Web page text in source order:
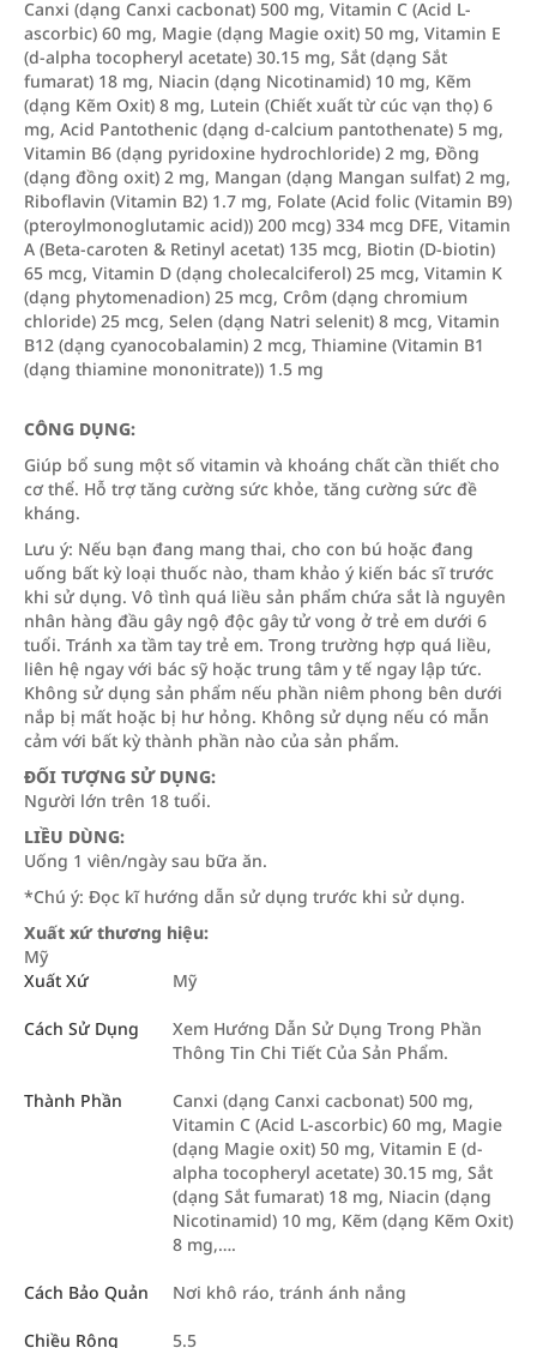
Canxi (dạng Canxi cacbonat) 500 mg, Vitamin C (Acid L-
ascorbic) 60 mg, Magie (dạng Magie oxit) 50 mg, Vitamin E
(d-alpha tocopheryl acetate) 30.15 mg, Sắt (dạng Sắt
fumarat) 18 mg, Niacin (dạng Nicotinamid) 10 mg, Kẽm
(dạng Kẽm Oxit) 8 mg, Lutein (Chiết xuất từ cúc vạn thọ) 6
mg, Acid Pantothenic (dạng d-calcium pantothenate) 5 mg,
Vitamin B6 (dạng pyridoxine hydrochloride) 2 mg, Đồng
(dạng đồng oxit) 2 mg, Mangan (dạng Mangan sulfat) 2 mg,
Riboflavin (Vitamin B2) 1.7 mg, Folate (Acid folic (Vitamin B9)
(pteroylmonoglutamic acid)) 200 mcg) 334 mcg DFE, Vitamin
A (Beta-caroten & Retinyl acetat) 135 mcg, Biotin (D-biotin)
65 mcg, Vitamin D (dạng cholecalciferol) 25 mcg, Vitamin K
(dạng phytomenadion) 25 mcg, Crôm (dạng chromium
chloride) 25 mcg, Selen (dạng Natri selenit) 8 mcg, Vitamin
B12 (dạng cyanocobalamin) 2 mcg, Thiamine (Vitamin B1
(dạng thiamine mononitrate)) 1.5 mg
CÔNG DỤNG:
Giúp bổ sung một số vitamin và khoáng chất cần thiết cho
cơ thể. Hỗ trợ tăng cường sức khỏe, tăng cường sức đề
kháng.
Lưu ý: Nếu bạn đang mang thai, cho con bú hoặc đang
uống bất kỳ loại thuốc nào, tham khảo ý kiến bác sĩ trước
khi sử dụng. Vô tình quá liều sản phẩm chứa sắt là nguyên
nhân hàng đầu gây ngộ độc gây tử vong ở trẻ em dưới 6
tuổi. Tránh xa tầm tay trẻ em. Trong trường hợp quá liều,
liên hệ ngay với bác sỹ hoặc trung tâm y tế ngay lập tức.
Không sử dụng sản phẩm nếu phần niêm phong bên dưới
nắp bị mất hoặc bị hư hỏng. Không sử dụng nếu có mẫn
cảm với bất kỳ thành phần nào của sản phẩm.
ĐỐI TƯỢNG SỬ DỤNG:
Người lớn trên 18 tuổi.
LIỀU DÙNG:
Uống 1 viên/ngày sau bữa ăn.
*Chú ý: Đọc kĩ hướng dẫn sử dụng trước khi sử dụng.
Xuất xứ thương hiệu:
Mỹ
Xuất Xứ
Mỹ
Cách Sử Dụng
Xem Hướng Dẫn Sử Dụng Trong Phần
Thông Tin Chi Tiết Của Sản Phẩm.
Thành Phần
Canxi (dạng Canxi cacbonat) 500 mg,
Vitamin C (Acid L-ascorbic) 60 mg, Magie
(dạng Magie oxit) 50 mg, Vitamin E (d-
alpha tocopheryl acetate) 30.15 mg, Sắt
(dạng Sắt fumarat) 18 mg, Niacin (dạng
Nicotinamid) 10 mg, Kẽm (dạng Kẽm Oxit)
8 mg,….
Cách Bảo Quản Nơi khô ráo, tránh ánh nắng
Chiều Rộng 5.5